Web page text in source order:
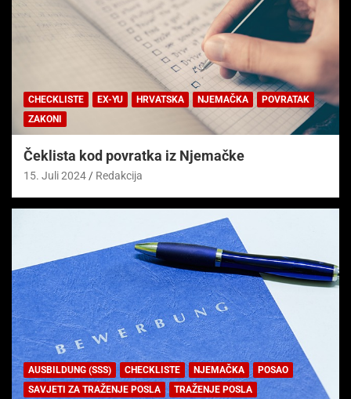
CHECKLISTE EX-YU HRVATSKA NJEMAČKA
POVRATAK
ZAKONI
Čeklista kod povratka iz Njemačke
15. Juli 2024 Redakcija
AUSBILDUNG (SSS) CHECKLISTE NJEMAČKA
POSAO
SAVJETI ZA TRAŽENJE POSLA
TRAŽENJE POSLA